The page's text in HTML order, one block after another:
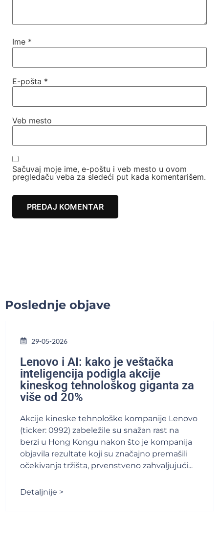
Ime *
E-pošta *
Veb mesto
Sačuvaj moje ime, e-poštu i veb mesto u ovom
pregledaču veba za sledeći put kada komentarišem.
Poslednje objave
29-05-2026
Lenovo i AI: kako je veštačka
inteligencija podigla akcije
kineskog tehnološkog giganta za
više od 20%
Akcije kineske tehnološke kompanije Lenovo
(ticker: 0992) zabeležile su snažan rast na
berzi u Hong Kongu nakon što je kompanija
objavila rezultate koji su značajno premašili
očekivanja tržišta, prvenstveno zahvaljujući...
Detaljnije >